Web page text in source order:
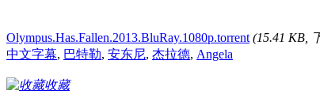
Olympus.Has.Fallen.2013.BluRay.1080p.torrent (15.41 KB,
中文字幕, 巴特勒, 安东尼, 杰拉德, Angela
收藏